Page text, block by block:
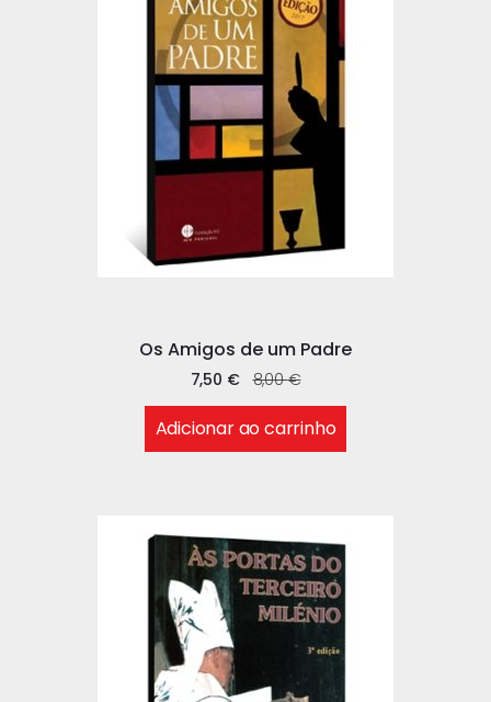
Os Amigos de um Padre
8,00€
7,50 €
Adicionar ao carrinho